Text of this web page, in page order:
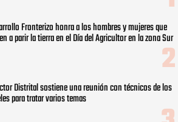
Fronterizo honra a los hombres y mujeres que
a parir la tierra en el Día del Agricultor en la zona Sur
Distrital sostiene una reunión con técnicos de los
para tratar varios temas